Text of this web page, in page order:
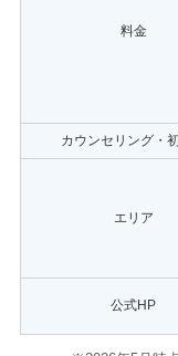
料金
カウンセリング・
エリア
公式HP